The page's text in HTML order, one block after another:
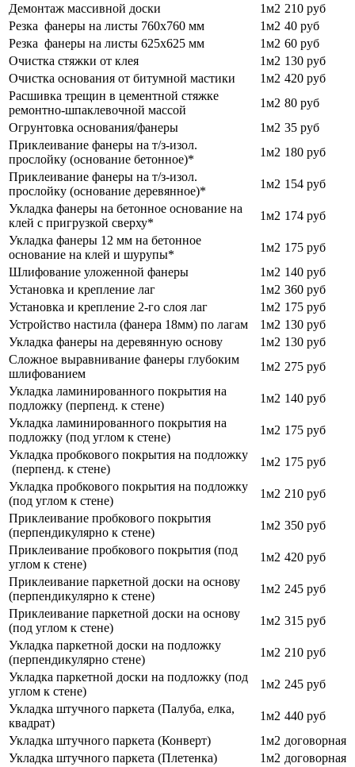
Демонтаж массивной доски
1м2 210 руб
Резка фанеры на листы 760х760 мм
1м2 40 руб
Резка фанеры на листы 625х625 мм
1м2 60 руб
Очистка стяжки от клея
1м2 130 руб
Очистка основания от битумной мастики
1м2 420 руб
Расшивка трещин в цементной стяжке
ремонтно-шпаклевочной массой
1м2 80 руб
Огрунтовка основания/фанеры
1м2 35 руб
Приклеивание фанеры на т/з-изол.
прослойку (основание бетонное)*
1м2 180 руб
Приклеивание фанеры на т/з-изол.
прослойку (основание деревянное)*
1м2 154 руб
Укладка фанеры на бетонное основание на
клей с пригрузкой сверху*
1м2 174 руб
Укладка фанеры 12 мм на бетонное
основание на клей и шурупы*
1м2 175 руб
Шлифование уложенной фанеры
1м2 140 руб
Установка и крепление лаг
1м2 360 руб
Установка и крепление 2-го слоя лаг
1м2 175 руб
Устройство настила (фанера 18мм) по лагам
1м2 130 руб
Укладка фанеры на деревянную основу
1м2 130 руб
Сложное выравнивание фанеры глубоким
шлифованием
1м2 275 руб
Укладка ламинированного покрытия на
подложку (перпенд. к стене)
1м2 140 руб
Укладка ламинированного покрытия на
подложку (под углом к стене)
1м2 175 руб
Укладка пробкового покрытия на подложку
(перпенд. к стене)
1м2 175 руб
Укладка пробкового покрытия на подложку
(под углом к стене)
1м2 210 руб
Приклеивание пробкового покрытия
(перпендикулярно к стене)
1м2 350 руб
Приклеивание пробкового покрытия (под
углом к стене)
1м2 420 руб
Приклеивание паркетной доски на основу
(перпендикулярно к стене)
1м2 245 руб
Приклеивание паркетной доски на основу
(под углом к стене)
1м2 315 руб
Укладка паркетной доски на подложку
(перпендикулярно стене)
1м2 210 руб
Укладка паркетной доски на подложку (под
углом к стене)
1м2 245 руб
Укладка штучного паркета (Палуба, елка,
квадрат)
1м2 440 руб
Укладка штучного паркета (Конверт)
1м2 договорная
Укладка штучного паркета (Плетенка)
1м2 договорная